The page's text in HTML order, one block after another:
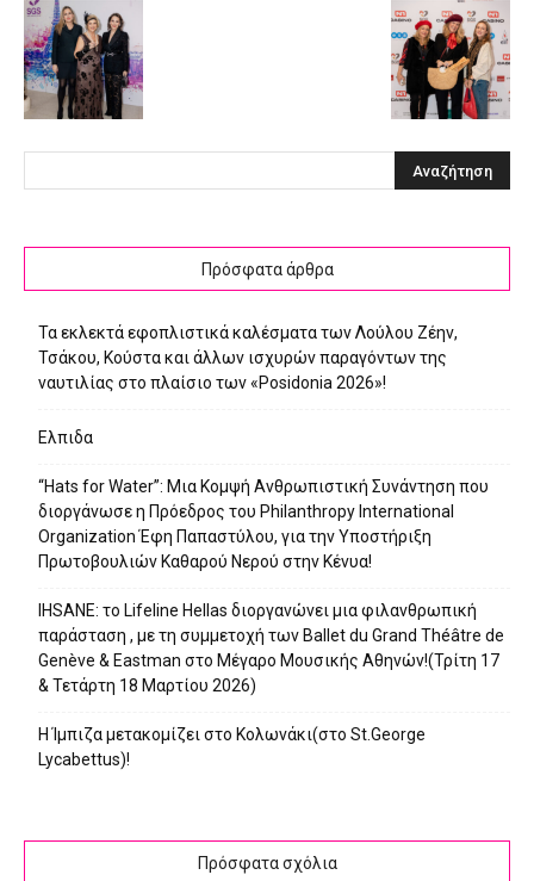
Πρόσφατα άρθρα
Τα εκλεκτά εφοπλιστικά καλέσματα των Λούλου Ζέην,
Τσάκου, Κούστα και άλλων ισχυρών παραγόντων της
ναυτιλίας στο πλαίσιο των «Posidonia 2026»!
Ελπιδα
“Hats for Water”: Μια Κομψή Ανθρωπιστική Συνάντηση που
διοργάνωσε η Πρόεδρος του Philanthropy International
Organization Έφη Παπαστύλου, για την Υποστήριξη
Πρωτοβουλιών Καθαρού Νερού στην Κένυα!
IHSANE: το Lifeline Hellas διοργανώνει μια φιλανθρωπική
παράσταση , με τη συμμετοχή των Ballet du Grand Théâtre de
Genève & Eastman στο Μέγαρο Μουσικής Αθηνών!(Τρίτη 17
& Τετάρτη 18 Μαρτίου 2026)
Η Ίμπιζα μετακομίζει στο Κολωνάκι(στο St.George
Lycabettus)!
Πρόσφατα σχόλια